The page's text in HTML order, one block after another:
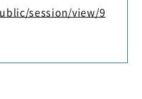
session/view/9